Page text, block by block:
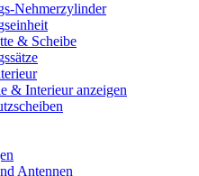
Nehmerzylinder
& Scheibe
& Interieur anzeigen
Antennen